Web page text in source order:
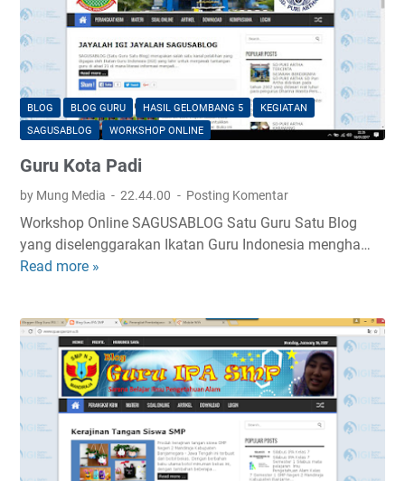
H
W
n
K
e
.
K
a
n
g
g
a
h
K
a
b
.
W
r
M
a
t
e
m
a
k
a
BLOG BLOG GURU HASIL GELOMBANG 5
KEGIATAN
SAGUSABLOG
WORKSHOP ONLINE
Guru Kota Padi
by Mung Media 22.44.00 Posting Komentar
Workshop Online SAGUSABLOG Satu Guru Satu Blog
yang diselenggarakan Ikatan Guru Indonesia mengha…
Read more »
u
K
o
t
a
P
a